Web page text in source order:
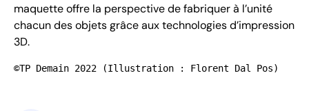
maquette offre la perspective de fabriquer à l’unité
chacun des objets grâce aux technologies d’impression
3D.
©TP Demain 2022 (Illustration : Florent Dal Pos)